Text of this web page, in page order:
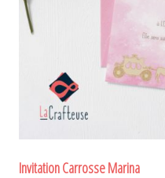
Invitation Carrosse Marina